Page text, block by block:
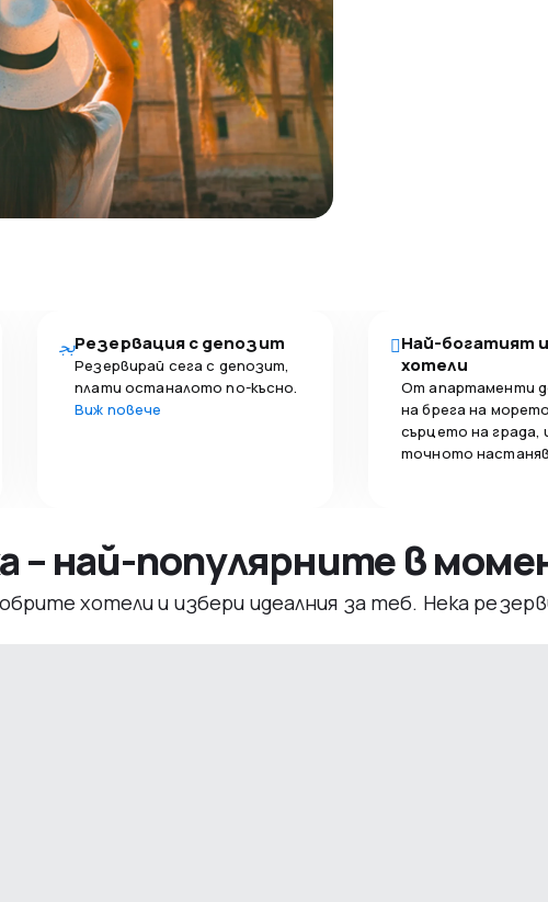
Резервация с депозит
Резервирай сега с депозит,
плати останалото по-късно.
Виж повече
Най-богатият
хотели
От апартаменти
на брега на
сърцето на града,
точното
– най-популярните в
хотели и избери идеалния за теб. Нека